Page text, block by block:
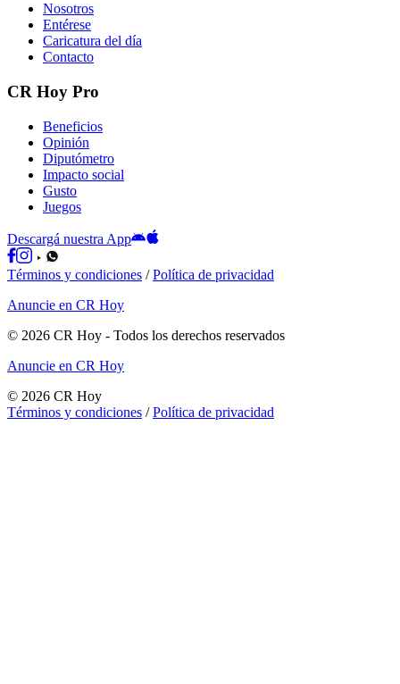
Nosotros
Entérese
Caricatura del día
Contacto
CR Hoy Pro
Beneficios
Opinión
Diputómetro
Impacto social
Gusto
Juegos
Descargá nuestra App
Términos y condiciones /Política de privacidad
Anuncie en CR Hoy
© 2026 CR Hoy - Todos los derechos reservados
Anuncie en CR Hoy
© 2026 CR Hoy
Términos y condiciones /Política de privacidad